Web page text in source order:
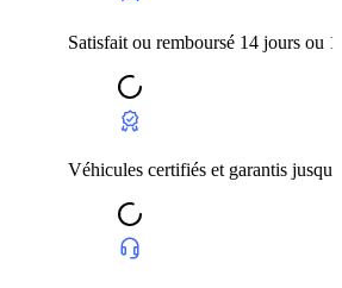
Satisfait ou remboursé 14 jours ou 1 000 km
Véhicules certifiés et garantis jusqu’à 24 mois